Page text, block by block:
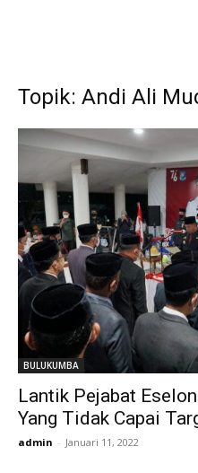
Topik: Andi Ali
BULUKUMBA
Lantik Pejabat
Yang Tidak Capai
admin - Januari 11, 2022